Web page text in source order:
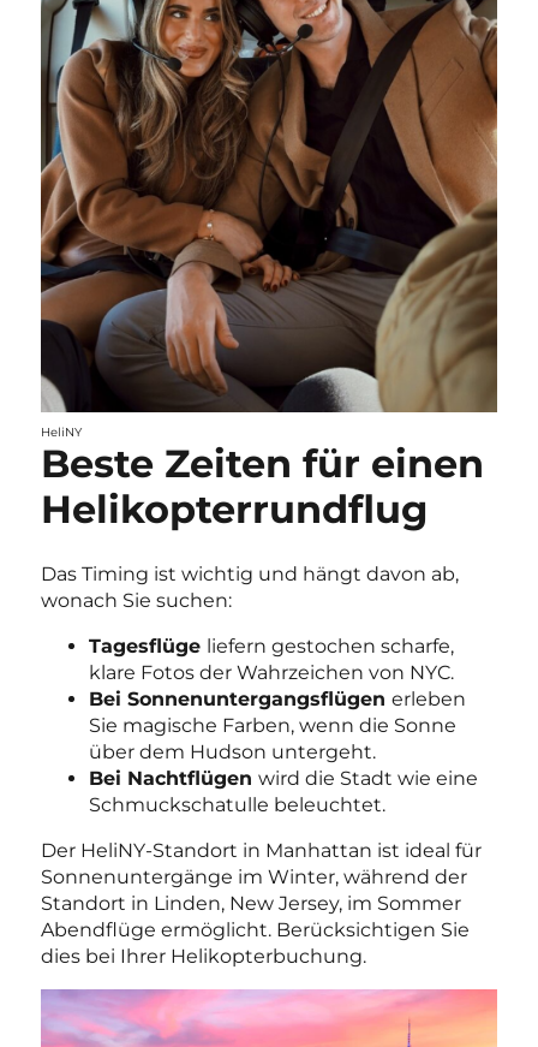
HeliNY
Beste Zeiten für einen
Helikopterrundflug
Das Timing ist wichtig und hängt davon ab,
wonach Sie suchen:
Tagesflüge liefern gestochen scharfe,
klare Fotos der Wahrzeichen von NYC.
Bei Sonnenuntergangsflügen erleben
Sie magische Farben, wenn die Sonne
über dem Hudson untergeht.
Bei Nachtflügen wird die Stadt wie eine
Schmuckschatulle beleuchtet.
Der HeliNY-Standort in Manhattan ist ideal für
Sonnenuntergänge im Winter, während der
Standort in Linden, New Jersey, im Sommer
Abendflüge ermöglicht. Berücksichtigen Sie
dies bei Ihrer Helikopterbuchung.